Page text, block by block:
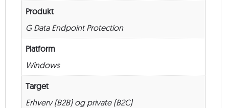
–
Renewal
Produkt
G Data Endpoint Protection
Platform
Windows
Target
Erhverv (B2B) og private (B2C)